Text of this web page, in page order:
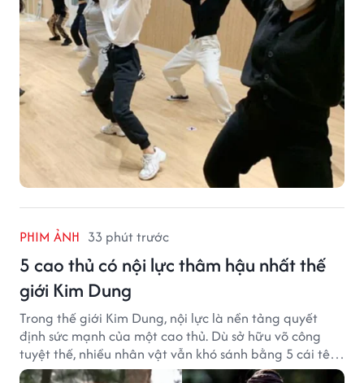
PHIM ẢNH 33 phút trước
5 cao thủ có nội lực thâm hậu nhất thế
giới Kim Dung
Trong thế giới Kim Dung, nội lực là nền tảng quyết
định sức mạnh của một cao thủ. Dù sở hữu võ công
tuyệt thế, nhiều nhân vật vẫn khó sánh bằng 5 cái tên
dưới đây về độ thâm hậu của chân khí.